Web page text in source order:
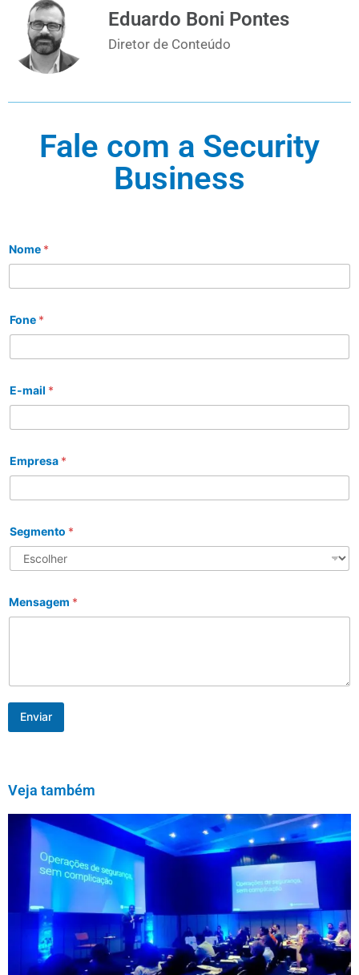
Eduardo Boni Pontes
Diretor de Conteúdo
Fale com a Security
Business
Nome *
Fone *
E-mail *
Empresa *
Segmento *
Mensagem *
Enviar
Veja também